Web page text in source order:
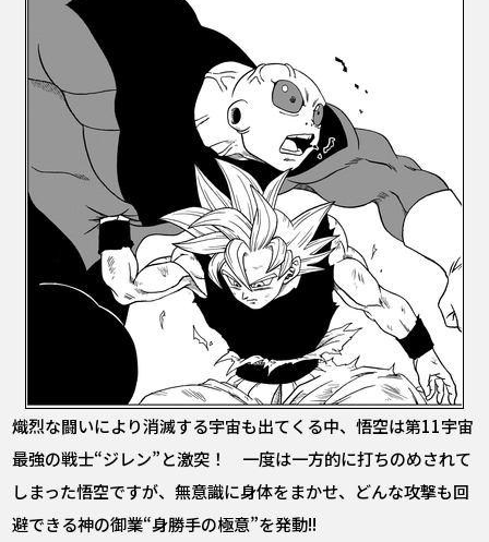
熾烈な闘いにより消滅する宇宙も出てくる中、悟空は第11宇宙
最強の戦士“ジレン”と激突！ 一度は一方的に打ちのめされて
しまった悟空ですが、無意識に身体をまかせ、どんな攻撃も回
避できる神の御業“身勝手の極意”を発動!!